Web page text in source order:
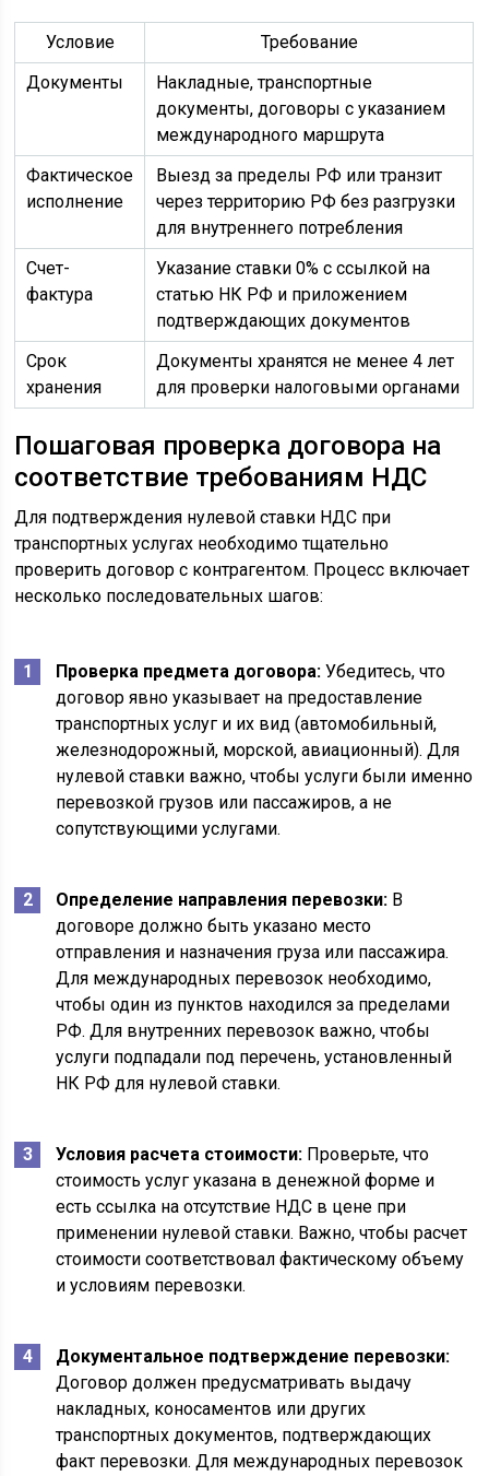
Условие
Требование
Документы
Накладные, транспортные
документы, договоры с указанием
международного маршрута
Фактическое
исполнение
Выезд за пределы РФ или транзит
через территорию РФ без разгрузки
для внутреннего потребления
Счет-
фактура
Указание ставки 0% с ссылкой на
статью НК РФ и приложением
подтверждающих документов
Срок
хранения
Документы хранятся не менее 4 лет
для проверки налоговыми органами
Пошаговая проверка договора на
соответствие требованиям НДС
Для подтверждения нулевой ставки НДС при
транспортных услугах необходимо тщательно
проверить договор с контрагентом. Процесс включает
несколько последовательных шагов:
Проверка предмета договора: Убедитесь, что
договор явно указывает на предоставление
транспортных услуг и их вид (автомобильный,
железнодорожный, морской, авиационный). Для
нулевой ставки важно, чтобы услуги были именно
перевозкой грузов или пассажиров, а не
сопутствующими услугами.
Определение направления перевозки: В
договоре должно быть указано место
отправления и назначения груза или пассажира.
Для международных перевозок необходимо,
чтобы один из пунктов находился за пределами
РФ. Для внутренних перевозок важно, чтобы
услуги подпадали под перечень, установленный
НК РФ для нулевой ставки.
Условия расчета стоимости: Проверьте, что
стоимость услуг указана в денежной форме и
есть ссылка на отсутствие НДС в цене при
применении нулевой ставки. Важно, чтобы расчет
стоимости соответствовал фактическому объему
и условиям перевозки.
Документальное подтверждение перевозки:
Договор должен предусматривать выдачу
накладных, коносаментов или других
транспортных документов, подтверждающих
факт перевозки. Для международных перевозок